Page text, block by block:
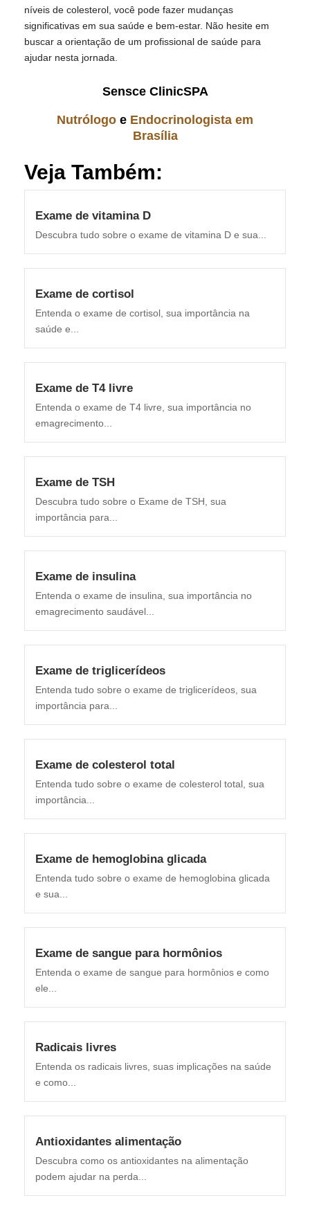
níveis de colesterol, você pode fazer mudanças
significativas em sua saúde e bem-estar. Não hesite em
buscar a orientação de um profissional de saúde para
ajudar nesta jornada.
Sensce ClinicSPA
Nutrólogo e Endocrinologista em
Brasília
Veja Também:
Exame de vitamina D
Descubra tudo sobre o exame de vitamina D e sua...
Exame de cortisol
Entenda o exame de cortisol, sua importância na
saúde e...
Exame de T4 livre
Entenda o exame de T4 livre, sua importância no
emagrecimento...
Exame de TSH
Descubra tudo sobre o Exame de TSH, sua
importância para...
Exame de insulina
Entenda o exame de insulina, sua importância no
emagrecimento saudável...
Exame de triglicerídeos
Entenda tudo sobre o exame de triglicerídeos, sua
importância para...
Exame de colesterol total
Entenda tudo sobre o exame de colesterol total, sua
importância...
Exame de hemoglobina glicada
Entenda tudo sobre o exame de hemoglobina glicada
e sua...
Exame de sangue para hormônios
Entenda o exame de sangue para hormônios e como
ele...
Radicais livres
Entenda os radicais livres, suas implicações na saúde
e como...
Antioxidantes alimentação
Descubra como os antioxidantes na alimentação
podem ajudar na perda...